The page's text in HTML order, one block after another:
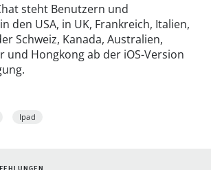
steht Benutzern und
den USA, in UK, Frankreich, Italien,
Schweiz, Kanada, Australien,
und Hongkong ab der iOS-Version
Ipad